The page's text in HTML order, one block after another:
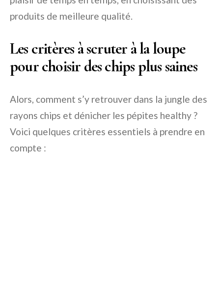
produits de meilleure qualité.
Les critères à scruter à la loupe
pour choisir des chips plus saines
Alors, comment s’y retrouver dans la jungle des
rayons chips et dénicher les pépites healthy ?
Voici quelques critères essentiels à prendre en
compte :